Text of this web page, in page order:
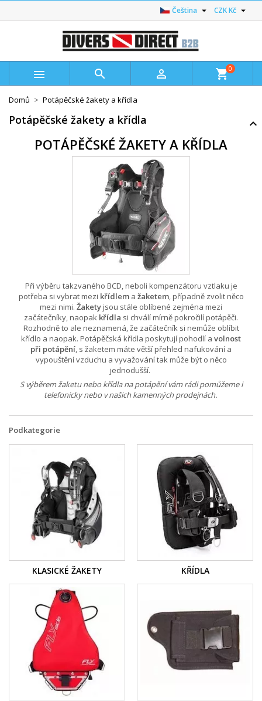
CZK Kč 
Čeština 
   shopping_cart0
Domů Potápěčské žakety a křídla
Potápěčské žakety a křídla
POTÁPĚČSKÉ ŽAKETY A KŘÍDLA
Při výběru takzvaného BCD, neboli kompenzátoru vztlaku je
potřeba si vybrat mezi křídlema žaketem, případně zvolit něco
mezi nimi. Žaketyjsou stále oblíbené zejména mezi
začátečníky, naopak křídla si chválí mírně pokročilí potápěči.
Rozhodně to ale neznamená, že začátečník si nemůže oblíbit
křídlo a naopak. Potápěčská křídla poskytují pohodlí a volnost
při potápění, s žaketem máte větší přehled nafukování a
vypouštění vzduchu a vyvažování tak může být o něco
jednodušší.
S výběrem žaketu nebo křídla na potápění vám rádi pomůžeme i
telefonicky nebo v našich kamenných prodejnách.
Podkategorie
KLASICKÉ ŽAKETY KŘÍDLA